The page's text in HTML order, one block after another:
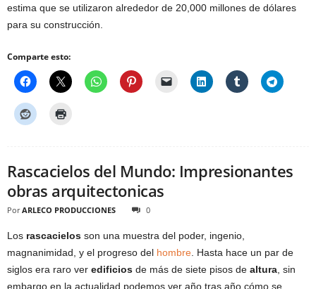
estima que se utilizaron alrededor de 20,000 millones de dólares
para su construcción.
Comparte esto:
Rascacielos del Mundo: Impresionantes
obras arquitectonicas
Por ARLECO PRODUCCIONES 0
Los rascacielos son una muestra del poder, ingenio,
magnanimidad, y el progreso del hombre. Hasta hace un par de
siglos era raro ver edificios de más de siete pisos de altura, sin
embargo en la actualidad podemos ver año tras año cómo se